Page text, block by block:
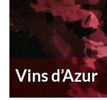
Vins d’Azur